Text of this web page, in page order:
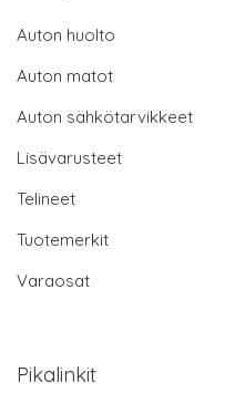
Auton huolto
Auton matot
Auton sähkötarvikkeet
Lisävarusteet
Telineet
Tuotemerkit
Varaosat
Pikalinkit